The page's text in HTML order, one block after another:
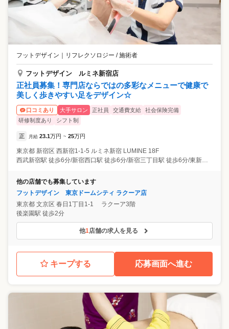
フットデザイン リフレクソロジー / 施術者
フットデザイン ルミネ新宿店
正社員募集！専門店ならではの多彩なメニューで健康で
美しく歩きやすい足をデザイン☆
口コミあり 大手サロン 正社員 交通費支給
社会保険完備
研修制度あり
シフト制
正 月給 23.1万円 ~ 25万円
東京都 新宿区 西新宿1-1-5 ルミネ新宿 LUMINE 18F
西武新宿駅 徒歩6分/新宿西口駅 徒歩6分/新宿三丁目駅 徒歩6分/東新宿駅 徒歩11分/新線新宿駅 徒歩11分
他の店舗でも募集しています
フットデザイン 東京ドームシティ ラクーア店
東京都 文京区 春日1丁目1-1 ラクーア3階
後楽園駅 徒歩2分
他1店舗の求人を見る
キープする 応募画面へ進む